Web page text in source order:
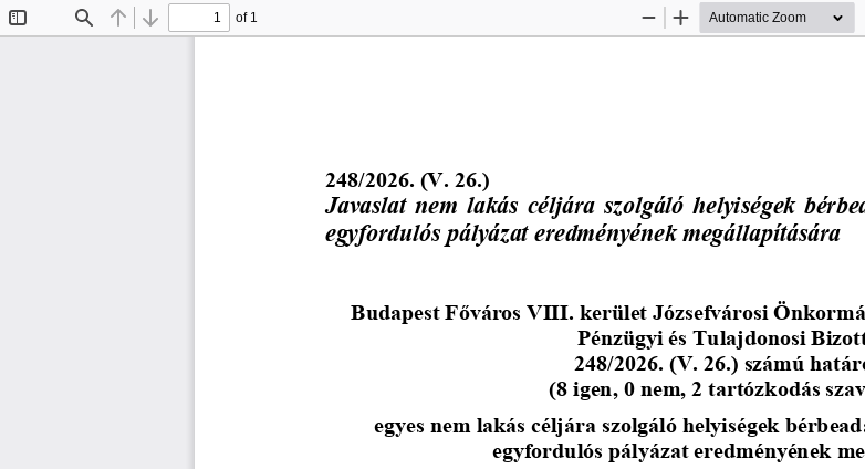
Find Previous
Next
of 1
Zoom
Zoom
248/2026. (V. 26.)
Javaslat nem lakás céljára szolgáló helyiségek
egyfordulós pályázat eredményének megállapítására
Budapest Főváros VIII. kerület Józsefvárosi
Pénzügyi és Tulajdonosi
248/2026. (V. 26.) számú
(8 igen, 0 nem, 2 tartózkodás
egyes nem lakás céljára szolgáló helyiségek
egyfordulós pályázat eredményének